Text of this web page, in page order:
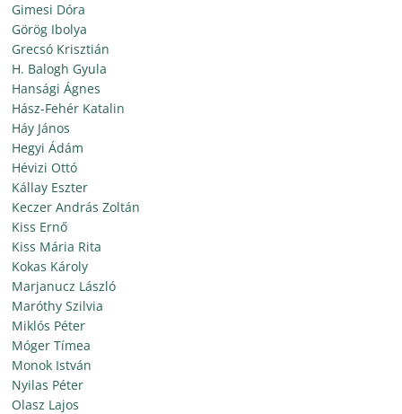
Gimesi Dóra
Görög Ibolya
Grecsó Krisztián
H. Balogh Gyula
Hansági Ágnes
Hász-Fehér Katalin
Háy János
Hegyi Ádám
Hévizi Ottó
Kállay Eszter
Keczer András Zoltán
Kiss Ernő
Kiss Mária Rita
Kokas Károly
Marjanucz László
Maróthy Szilvia
Miklós Péter
Móger Tímea
Monok István
Nyilas Péter
Olasz Lajos